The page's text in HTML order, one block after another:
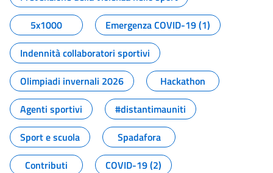
5x1000
Emergenza COVID-19 (1)
Indennità collaboratori sportivi
Olimpiadi invernali 2026
Hackathon
Agenti sportivi
#distantimauniti
Sport e scuola
Spadafora
Contributi
COVID-19 (2)